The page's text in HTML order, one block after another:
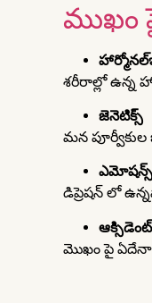
ముఖం
శరీరాల్లో ఉన్న
జెనెటిక్స్
మన
ఎమోషన్స్
డిప్రెషన్ లో
ఆక్సిడెంట్
మొఖం పై ఏదేనా